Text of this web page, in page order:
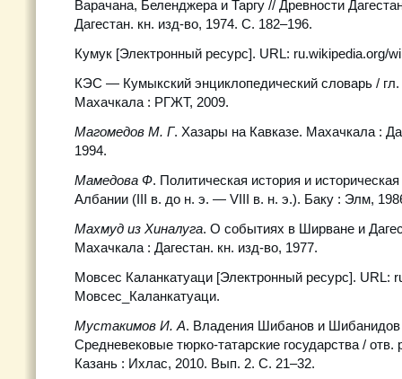
Варачана, Беленджера и Таргу // Древности
Дагестан. кн. изд-во, 1974. С. 182–196.
Кумук [Электронный ресурс]. URL: ru.wikipedia.org/
КЭС — Кумыкский энциклопедический словарь /
Махачкала : РГЖТ, 2009.
Магомедов М. Г. Хазары на Кавказе. Махачкала :
1994.
Мамедова Ф. Политическая история и
Албании (III в. до н. э. — VIII в. н. э.). Баку : Элм,
Махмуд из Хиналуга. О событиях в Ширване и
Махачкала : Дагестан. кн. изд-во, 1977.
Мовсес Каланкатуаци [Электронный ресурс]. URL:
Мовсес_Каланкатуаци.
Мустакимов И. А. Владения Шибанов и Шибанидов
Средневековые тюрко-татарские государства /
Казань : Ихлас, 2010. Вып. 2. С. 21–32.